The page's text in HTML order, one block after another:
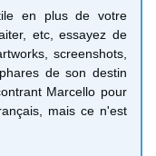
en plus de votre
etc, essayez de
screenshots,
de son destin
Marcello pour
mais ce n'est